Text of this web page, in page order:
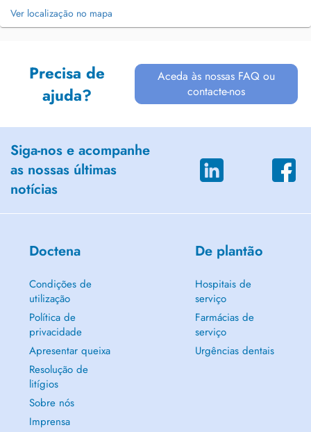
Ver localização no mapa
Precisa de
ajuda?
Aceda às nossas FAQ ou
contacte-nos
Siga-nos e acompanhe
as nossas últimas
notícias
Doctena
Condições de
utilização
Política de
privacidade
Apresentar queixa
Resolução de
litígios
Sobre nós
Imprensa
De plantão
Hospitais de
serviço
Farmácias de
serviço
Urgências dentais